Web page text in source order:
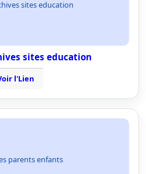
sites education
sites education
l'Lien
parents enfants